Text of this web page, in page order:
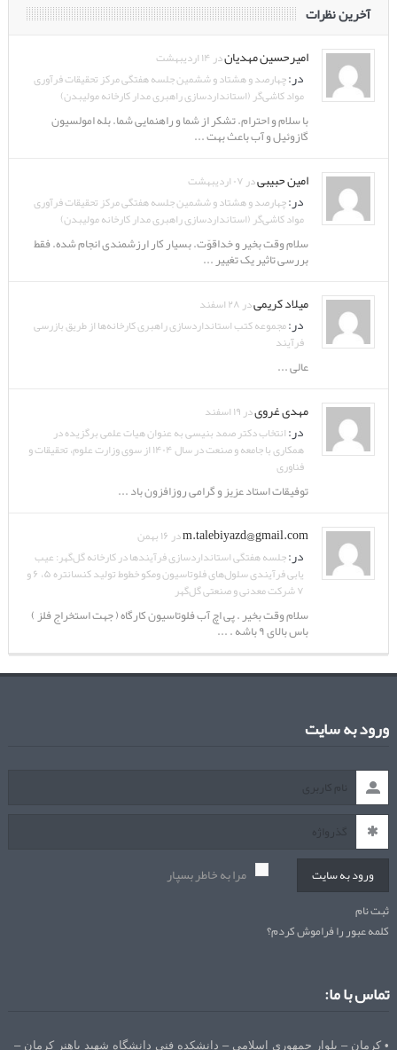
آخرین نظرات
امیرحسین مهدیاندر ۱۴ اردیبهشت
در:چهارصد و هشتاد و ششمین جلسه هفتگی مرکز تحقیقات فرآوری
مواد کاشی‌گر (استانداردسازی راهبری مدار کارخانه مولیبدن)
با سلام و احترام. تشکر از شما و راهنمایی شما. بله امولسیون
گازوئیل و آب باعث بهت ...
امین حبیبیدر ۰۷ اردیبهشت
در:چهارصد و هشتاد و ششمین جلسه هفتگی مرکز تحقیقات فرآوری
مواد کاشی‌گر (استانداردسازی راهبری مدار کارخانه مولیبدن)
سلام وقت بخیر و خداقوّت. بسیار کار ارزشمندی انجام شده. فقط
بررسی تاثیر یک تغییر ...
میلاد کریمیدر ۲۸ اسفند
در:مجموعه کتب استانداردسازی راهبری کارخانه‌ها از طریق بازرسی
فرآیند
عالی ...
مهدی غرویدر ۱۹ اسفند
در:انتخاب دکتر صمد بنیسی به عنوان هیات علمی برگزیده در
همکاری با جامعه و صنعت در سال ۱۴۰۴ از سوی وزارت علوم، تحقیقات و
فناوری
توفیقات استاد عزیز و گرامی روزافزون باد ...
m.talebiyazd@gmail.comدر ۱۶ بهمن
در:جلسه هفتگی استانداردسازی فرآیندها در کارخانه گل‌گهر: عیب
یابی فرآیندی سلول‌های فلوتاسیون ومکو خطوط تولید کنسانتره ۵، ۶ و
۷ شرکت معدنی و صنعتی گل‌گهر
سلام وقت بخیر . پی اچ آب فلوتاسیون کارگاه ( جهت استخراج فلز )
باس بالای ۹ باشه . ...
ورود به سایت
ورود به سایت مرا به خاطر بسپار
ثبت نام
کلمه عبور را فراموش کردم؟
تماس با ما:
• کرمان – بلوار جمهوری اسلامی – دانشکده فنی دانشگاه شهید باهنر کرمان –